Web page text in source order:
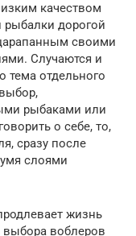
качеством
рыбалки дорогой
своими
Случаются и
тема отдельного
рыбаками или
о себе, то,
сразу после
слоями
жизнь
воблеров